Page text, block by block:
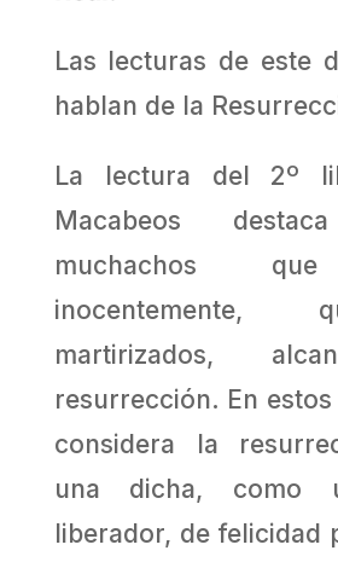
Las lecturas de este
hablan de la
La lectura del 2º
Macabeos
muchachos
martirizados,
resurrección. En
considera la
una dicha, como
liberador, de felicidad